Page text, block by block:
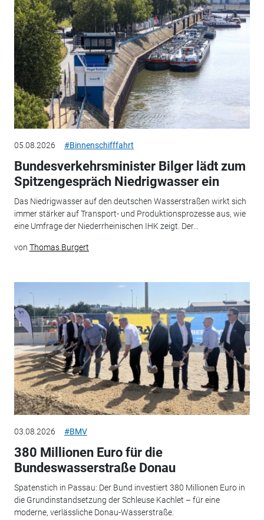
05.08.2026 #Binnenschifffahrt
Bundesverkehrsminister Bilger lädt zum
Spitzengespräch Niedrigwasser ein
Das Niedrigwasser auf den deutschen Wasserstraßen wirkt sich
immer stärker auf Transport- und Produktionsprozesse aus, wie
eine Umfrage der Niederrheinischen IHK zeigt. Der...
von Thomas Burgert
03.08.2026 #BMV
380 Millionen Euro für die
Bundeswasserstraße Donau
Spatenstich in Passau: Der Bund investiert 380 Millionen Euro in
die Grundinstandsetzung der Schleuse Kachlet – für eine
moderne, verlässliche Donau-Wasserstraße.